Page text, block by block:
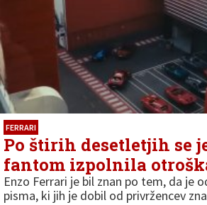
FERRARI
Po štirih desetletjih se
fantom izpolnila
Enzo Ferrari je bil znan po tem, da je
pisma, ki jih je dobil od privržencev